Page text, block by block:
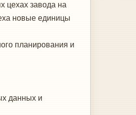
цехах завода на
новые единицы
планирования и
данных и